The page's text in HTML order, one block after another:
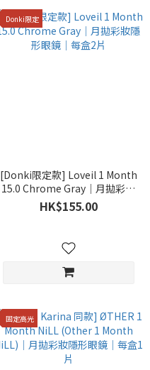
Donki限定
[Donki限定款] Loveil 1 Month
15.0 Chrome Gray｜月拋彩妝
隱形眼鏡｜每盒2片
HK$155.00
固定高光